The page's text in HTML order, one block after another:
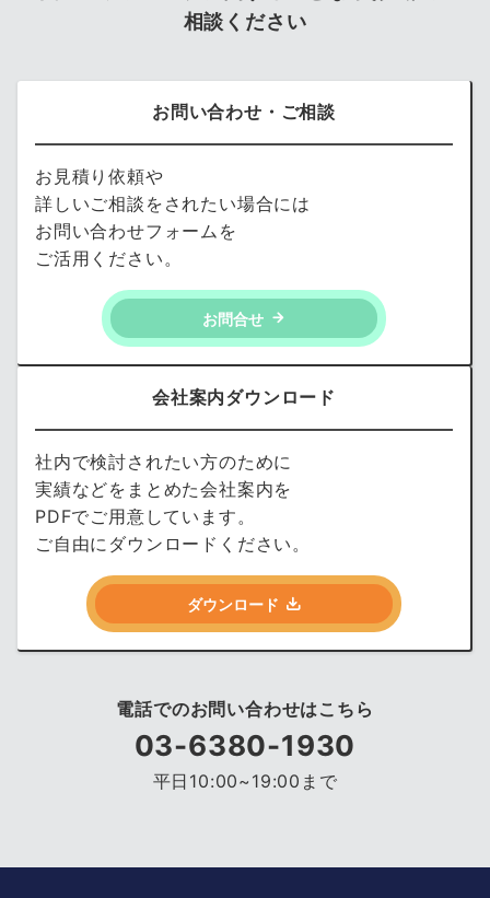
相談ください
お問い合わせ・ご相談
お見積り依頼や
詳しいご相談をされたい場合には
お問い合わせフォームを
ご活用ください。
お問合せ
会社案内ダウンロード
社内で検討されたい方のために
実績などをまとめた会社案内を
PDFでご用意しています。
ご自由にダウンロードください。
ダウンロード
電話でのお問い合わせはこちら
03-6380-1930
平日10:00~19:00まで